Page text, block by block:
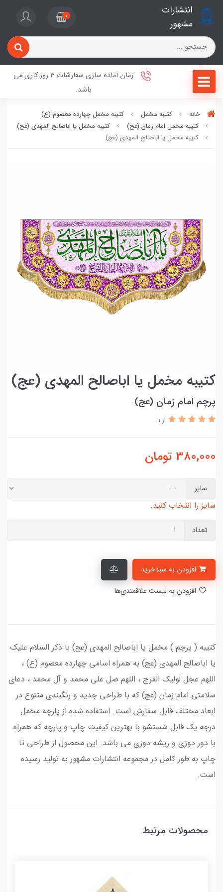
انتشارات
مشهور
0
زمان آماده سازی سفارشات 3 روز کاری می
باشد.
خانه کتیبه مخمل
کتیبه مخمل چهارده معصوم (ع)
کتیبه مخمل امام زمان (عج)
کتیبه مخمل یا اباصالح المهدی (عج)
کتیبه مخمل یا اباصالح المهدی (عج)
کتیبه مخمل یا اباصالح المهدی (عج)
پرچم امام زمان (عج)
از 1
380,000 تومان
سایز
سایز را انتخاب کنید.
تعداد
کتیبه ( پرچم ) مخمل یا اباصالح المهدی (عج) با ذکر السلام علیک
یا اباصالح المهدی (عج) به همراه اسامی چهارده معصوم (ع) ،
اللهم عجل لولیک الفرج ، اللهم صل علی محمد و آل محمد ، دعای
سلامتی امام زمان (عج) که با طراحی جدید و رنگبندی متنوع در
ابعاد مختلف قابل سفارش است. استفاده شده از پارچه مخمل
درجه یک قابل شستشو با بهترین کیفیت چاپ و پارچه که همراه
با دور دوزی و ریشه دوزی می باشد. این محصول از طراحی تا
چاپ به طور کامل در مجموعه انتشارات مشهور به تولید رسیده
است.
محصولات مرتبط